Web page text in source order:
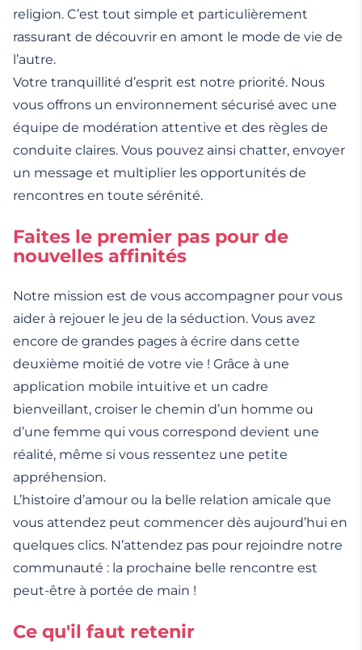
religion. C’est tout simple et particulièrement
rassurant de découvrir en amont le mode de vie de
l’autre.
Votre tranquillité d’esprit est notre priorité. Nous
vous offrons un environnement sécurisé avec une
équipe de modération attentive et des règles de
conduite claires. Vous pouvez ainsi chatter, envoyer
un message et multiplier les opportunités de
rencontres en toute sérénité.
Faites le premier pas pour de
nouvelles affinités
Notre mission est de vous accompagner pour vous
aider à rejouer le jeu de la séduction. Vous avez
encore de grandes pages à écrire dans cette
deuxième moitié de votre vie ! Grâce à une
application mobile intuitive et un cadre
bienveillant, croiser le chemin d’un homme ou
d’une femme qui vous correspond devient une
réalité, même si vous ressentez une petite
appréhension.
L’histoire d’amour ou la belle relation amicale que
vous attendez peut commencer dès aujourd’hui en
quelques clics. N’attendez pas pour rejoindre notre
communauté : la prochaine belle rencontre est
peut-être à portée de main !
Ce qu'il faut retenir